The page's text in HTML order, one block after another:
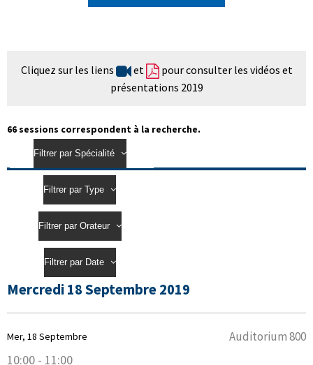
Cliquez sur les liens et
pour consulter les vidéos et
présentations 2019